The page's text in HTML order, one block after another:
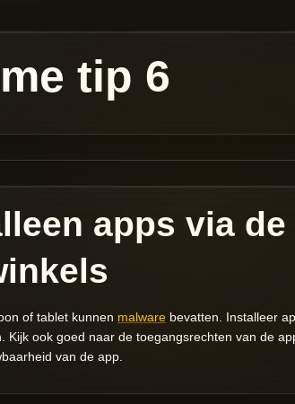
tip 6
apps via
of tablet kunnen malware bevatten. Installeer
Kijk ook goed naar de toegangsrechten van de
van de app.